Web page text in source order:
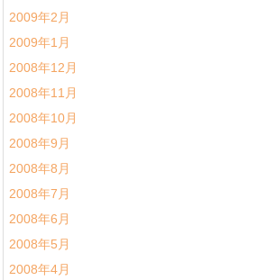
2009年2月
2009年1月
2008年12月
2008年11月
2008年10月
2008年9月
2008年8月
2008年7月
2008年6月
2008年5月
2008年4月